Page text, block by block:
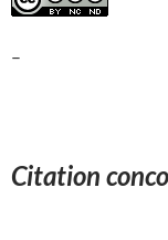
–
Citation